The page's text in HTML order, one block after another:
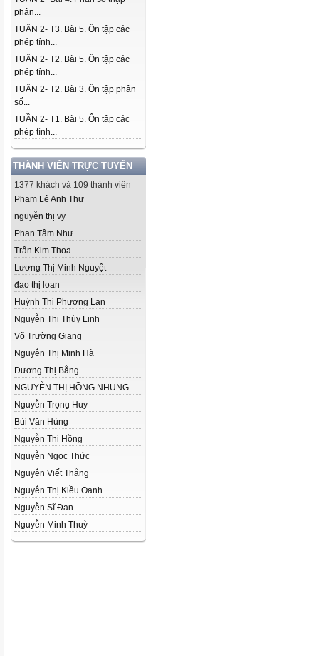
phân...
TUẦN 2- T3. Bài 5. Ôn tập các
phép tính...
TUẦN 2- T2. Bài 5. Ôn tập các
phép tính...
TUẦN 2- T2. Bài 3. Ôn tập phân
số...
TUẦN 2- T1. Bài 5. Ôn tập các
phép tính...
THÀNH VIÊN TRỰC TUYẾN
1377 khách và 109 thành viên
Phạm Lê Anh Thư
nguyễn thị vy
Phan Tâm Như
Trần Kim Thoa
Lương Thị Minh Nguyệt
đao thị loan
Huỳnh Thị Phương Lan
Nguyễn Thị Thùy Linh
Võ Trường Giang
Nguyễn Thị Minh Hà
Dương Thị Bằng
NGUYỄN THỊ HỒNG NHUNG
Nguyễn Trọng Huy
Bùi Văn Hùng
Nguyễn Thị Hồng
Nguyễn Ngọc Thức
Nguyễn Viết Thắng
Nguyễn Thị Kiều Oanh
Nguyễn Sĩ Đan
Nguyễn Minh Thuỳ